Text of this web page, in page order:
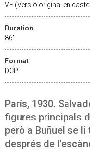
VE (Versió original en
Duration
86'
Format
DCP
París, 1930.
figures principals
però a Buñuel se
després de